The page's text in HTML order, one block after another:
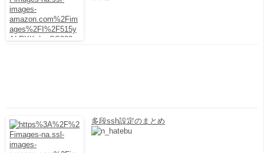
多段ssh設定のまとめ